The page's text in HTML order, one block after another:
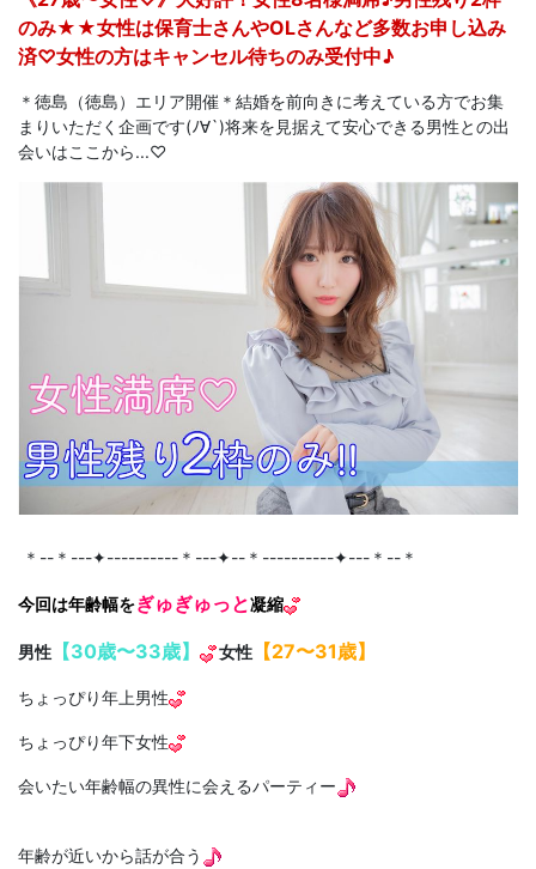
のみ★★女性は保育士さんやOLさんなど多数お申し込み
済♡女性の方はキャンセル待ちのみ受付中♪
＊徳島（徳島）エリア開催＊結婚を前向きに考えている方でお集
まりいただく企画です(ﾉ∀`)将来を見据えて安心できる男性との出
会いはここから...♡
＊--＊---✦----------＊---✦--＊----------✦---＊--＊
今回は年齢幅をぎゅぎゅっと凝縮
男性 【30歳〜33歳】 女性 【27〜31歳】
ちょっぴり年上男性
ちょっぴり年下女性
会いたい年齢幅の異性に会えるパーティー
年齢が近いから話が合う